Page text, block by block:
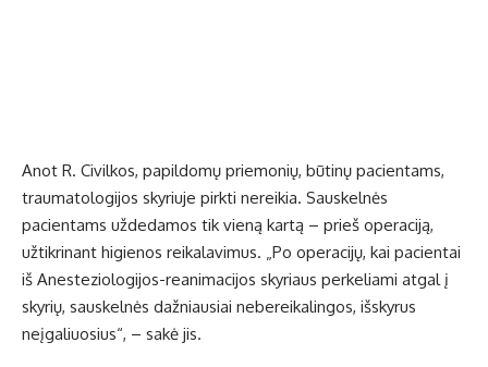
Anot R. Civilkos, papildomų priemonių, būtinų pacientams,
traumatologijos skyriuje pirkti nereikia. Sauskelnės
pacientams uždedamos tik vieną kartą – prieš operaciją,
užtikrinant higienos reikalavimus. „Po operacijų, kai pacientai
iš Anesteziologijos-reanimacijos skyriaus perkeliami atgal į
skyrių, sauskelnės dažniausiai nebereikalingos, išskyrus
neįgaliuosius“, – sakė jis.